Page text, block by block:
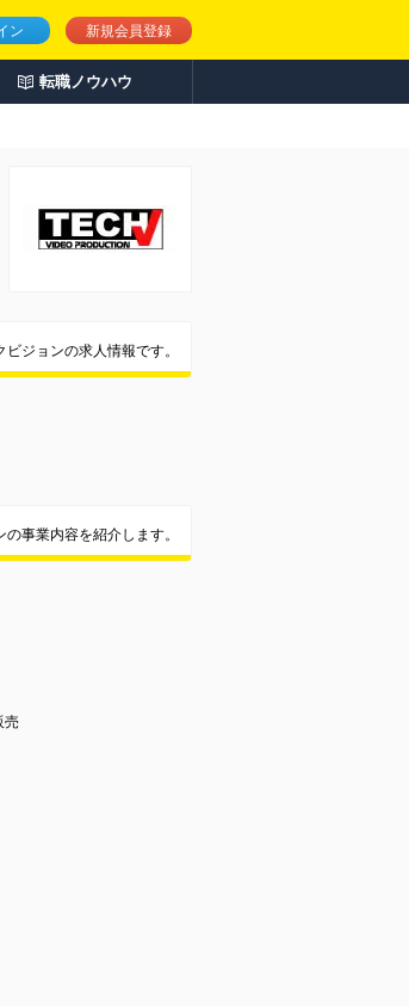
ン 新規会員登録
転職ノウハウ
ジョンの求人情報です。
事業内容を紹介します。
売